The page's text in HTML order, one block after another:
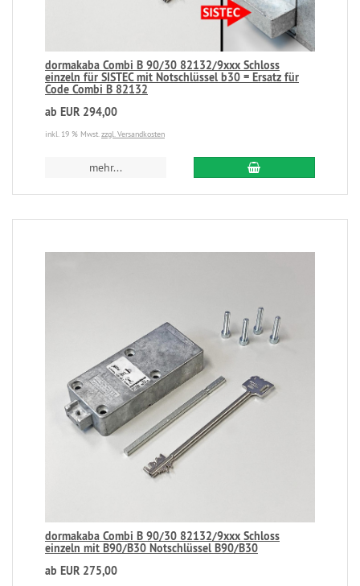
dormakaba Combi B 90/30 82132/9xxx Schloss
einzeln für SISTEC mit Notschlüssel b30 = Ersatz für
Code Combi B 82132
ab EUR 294,00
inkl. 19 % Mwst.zzgl. Versandkosten
mehr...
dormakaba Combi B 90/30 82132/9xxx Schloss
einzeln mit B90/B30 Notschlüssel B90/B30
ab EUR 275,00